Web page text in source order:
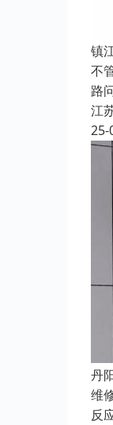
镇
不
路
江
25-
丹
维
反